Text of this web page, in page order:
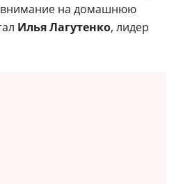
внимание на домашнюю
Илья Лагутенко, лидер